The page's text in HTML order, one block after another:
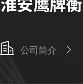
公司简介